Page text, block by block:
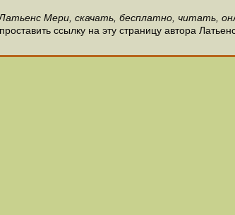
Мери, скачать, бесплатно, читать,
ссылку на эту страницу автора